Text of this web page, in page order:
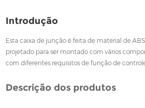
Introdução
Esta caixa de junção é feita de material de
projetado para ser montado com vários
com diferentes requisitos de função de
Descrição dos produtos